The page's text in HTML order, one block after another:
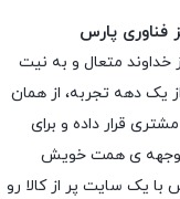
فناوری پارس
1387 با استعانت از خداوند متعال و به نیت
یک دهه تجربه، از همان
قرار داده و براى
وجهه ى همت خویش
یک سایت پر از کالا رو